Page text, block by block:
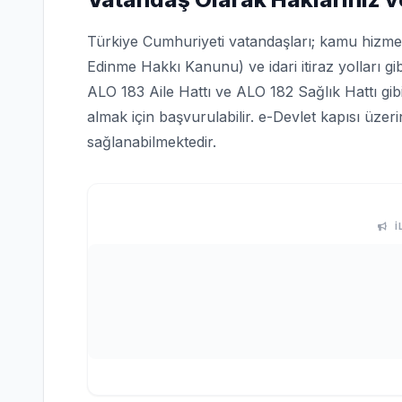
Türkiye Cumhuriyeti vatandaşları; kamu
Edinme Hakkı Kanunu) ve idari itiraz yolları
ALO 183 Aile Hattı ve ALO 182 Sağlık Hattı
almak için başvurulabilir. e-Devlet kapısı
sağlanabilmektedir.